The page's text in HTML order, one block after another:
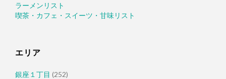
ラーメンリスト
喫茶・カフェ・スイーツ・甘味リスト
エリア
銀座１丁目 (252)